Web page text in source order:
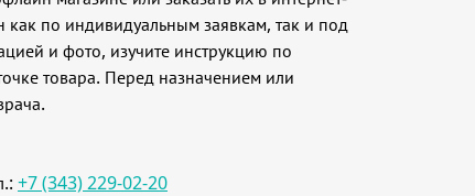
по индивидуальным заявкам, так и под
и фото, изучите инструкцию по
товара. Перед назначением или
+7 (343) 229-02-20